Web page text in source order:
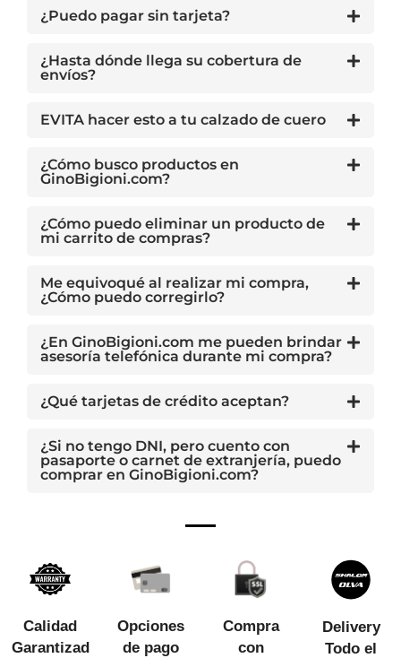
¿Puedo pagar sin tarjeta?
¿Hasta dónde llega su cobertura de
envíos?
EVITA hacer esto a tu calzado de cuero
¿Cómo busco productos en
GinoBigioni.com?
¿Cómo puedo eliminar un producto de
mi carrito de compras?
Me equivoqué al realizar mi compra,
¿Cómo puedo corregirlo?
¿En GinoBigioni.com me pueden brindar
asesoría telefónica durante mi compra?
¿Qué tarjetas de crédito aceptan?
¿Si no tengo DNI, pero cuento con
pasaporte o carnet de extranjería, puedo
comprar en GinoBigioni.com?
Calidad
Garantizad
Opciones
de pago
Compra
con
Delivery
Todo el